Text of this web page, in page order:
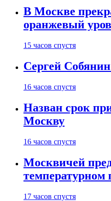
В Москве
оранжевый
15 часов спустя
Сергей
16 часов спустя
Назван срок
Москву
16 часов спустя
Москвичей
температурном
17 часов спустя